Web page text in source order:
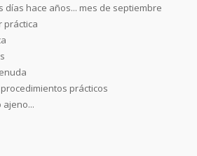
días hace años... mes de septiembre
práctica
prácticos
ajeno...